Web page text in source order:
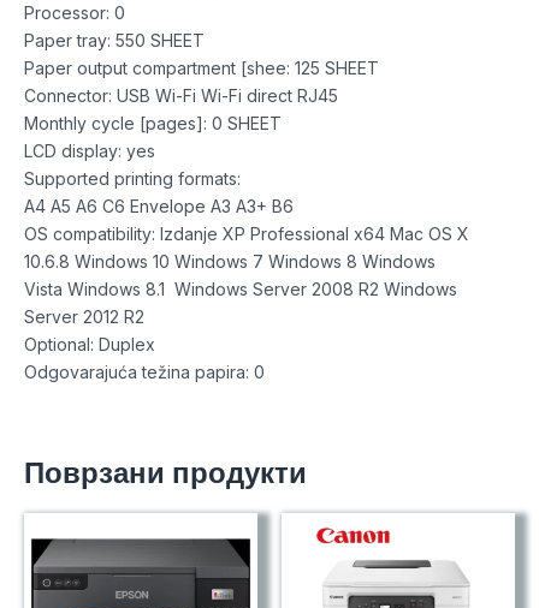
Processor: 0
Paper tray: 550 SHEET
Paper output compartment [shee: 125 SHEET
Connector: USB Wi-Fi Wi-Fi direct RJ45
Monthly cycle [pages]: 0 SHEET
LCD display: yes
Supported printing formats:
A4 A5 A6 C6 Envelope A3 A3+ B6
OS compatibility: Izdanje XP Professional x64 Mac OS X
10.6.8 Windows 10 Windows 7 Windows 8 Windows
Vista Windows 8.1 Windows Server 2008 R2 Windows
Server 2012 R2
Optional: Duplex
Odgovarajuća težina papira: 0
Поврзани продукти